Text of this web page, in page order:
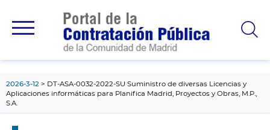
principal
2026-3-12
DT-ASA-0032-2022-SU Suministro de diversas Licencias y
Aplicaciones informáticas para Planifica Madrid, Proyectos y Obras, M.P.,
S.A.